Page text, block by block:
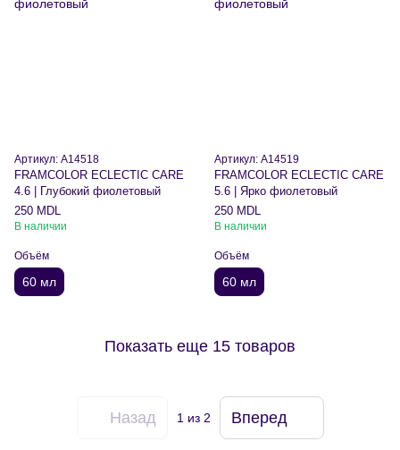
Артикул: A14518
FRAMCOLOR ECLECTIC CARE
4.6 | Глубокий фиолетовый
250 MDL
В наличии
Объём
60 мл
Артикул: A14519
FRAMCOLOR ECLECTIC CARE
5.6 | Ярко фиолетовый
250 MDL
В наличии
Объём
60 мл
Показать еще 15 товаров
Назад 1 из 2 Вперед